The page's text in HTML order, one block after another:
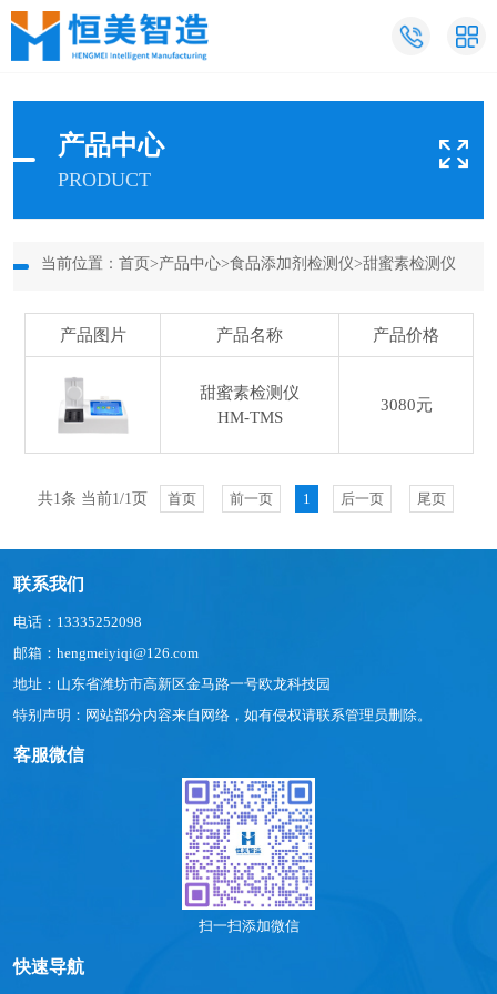
产品中心
PRODUCT
当前位置： 首页 >产品中心>食品添加剂检测仪>甜蜜素检测仪
产品图片 产品名称 产品价格
甜蜜素检测仪
HM-TMS
3080元
共1条 当前1/1页 首页 前一页 1 后一页 尾页
联系我们
电话：13335252098
邮箱：hengmeiyiqi@126.com
地址：山东省潍坊市高新区金马路一号欧龙科技园
特别声明：网站部分内容来自网络，如有侵权请联系管理员删除。
客服微信
扫一扫添加微信
快速导航